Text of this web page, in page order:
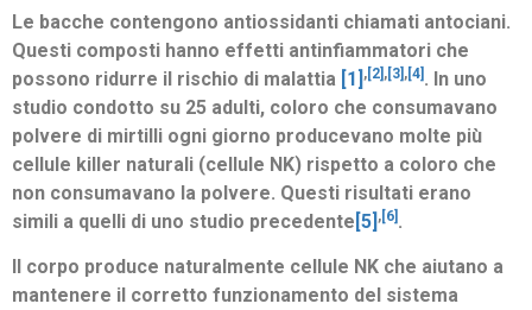
Le bacche contengono antiossidanti chiamati antociani.
Questi composti hanno effetti antinfiammatori che
possono ridurre il rischio di malattia [1] ,[2] ,[3] ,[4] . In uno
studio condotto su 25 adulti, coloro che consumavano
polvere di mirtilli ogni giorno producevano molte più
cellule killer naturali (cellule NK) rispetto a coloro che
non consumavano la polvere. Questi risultati erano
simili a quelli di uno studio precedente [5] ,[6] .
Il corpo produce naturalmente cellule NK che aiutano a
mantenere il corretto funzionamento del sistema